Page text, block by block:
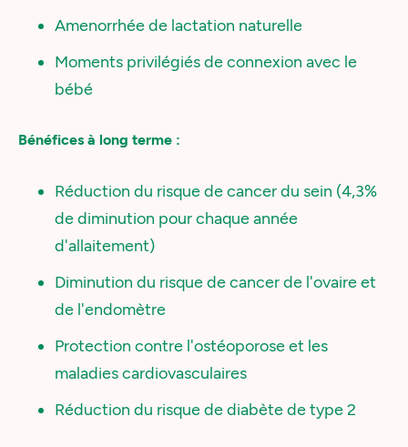
Amenorrhée de lactation naturelle
Moments privilégiés de connexion avec le
bébé
Bénéfices à long terme :
Réduction du risque de cancer du sein (4,3%
de diminution pour chaque année
d'allaitement)
Diminution du risque de cancer de l'ovaire et
de l'endomètre
Protection contre l'ostéoporose et les
maladies cardiovasculaires
Réduction du risque de diabète de type 2